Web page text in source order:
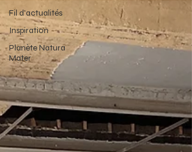
Fil d'actualités
Inspiration
Planète Natura
Mater